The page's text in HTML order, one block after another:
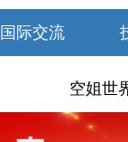
国际交流
空姐世